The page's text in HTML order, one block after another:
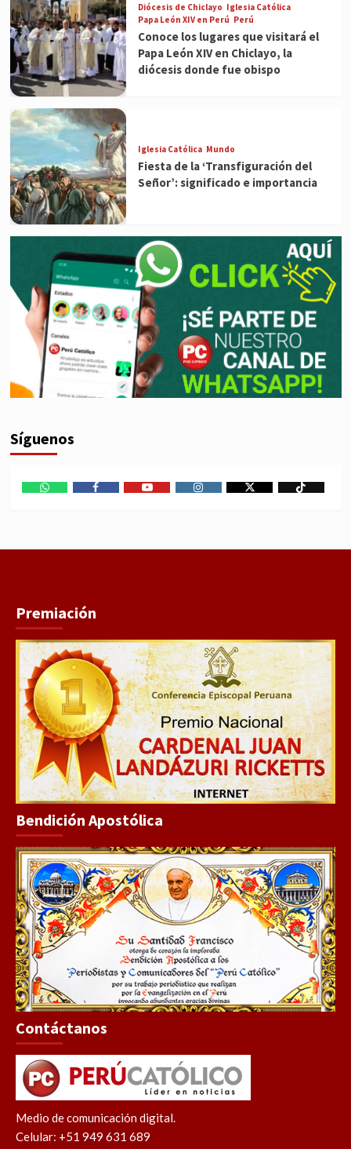
Diócesis de Chiclayo Iglesia Católica
Papa León XIV en Perú Perú
Conoce los lugares que visitará el
Papa León XIV en Chiclayo, la
diócesis donde fue obispo
Iglesia Católica Mundo
Fiesta de la ‘Transfiguración del
Señor’: significado e importancia
Síguenos
Premiación
Bendición Apostólica
Contáctanos
Medio de comunicación digital.
Celular: +51 949 631 689